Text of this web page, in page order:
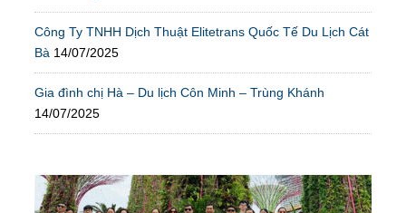
Công Ty TNHH Dịch Thuật Elitetrans Quốc Tế Du Lịch Cát
Bà 14/07/2025
Gia đình chị Hà – Du lịch Côn Minh – Trùng Khánh
14/07/2025